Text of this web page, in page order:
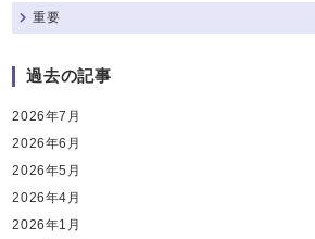
重要
過去の記事
2026年7月
2026年6月
2026年5月
2026年4月
2026年1月